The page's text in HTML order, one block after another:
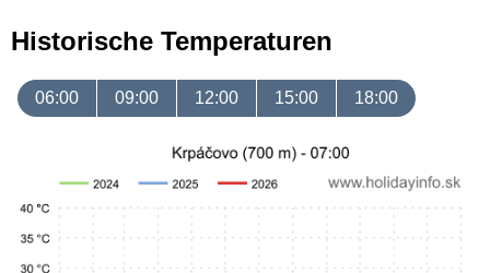
Historische Temperaturen
06:00 09:00 12:00 15:00 18:00